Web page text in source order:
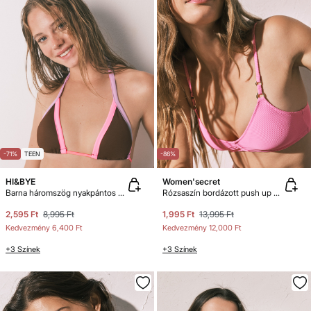
-71% TEEN
HI&BYE
Barna háromszög nyakpántos függöny bikinifelső
2,595 Ft 8,995 Ft
Kedvezmény 6,400 Ft
+3 Színek
-86%
Women'secret
Rózsaszín bordázott push up bikinifelső
1,995 Ft 13,995 Ft
Kedvezmény 12,000 Ft
+3 Színek